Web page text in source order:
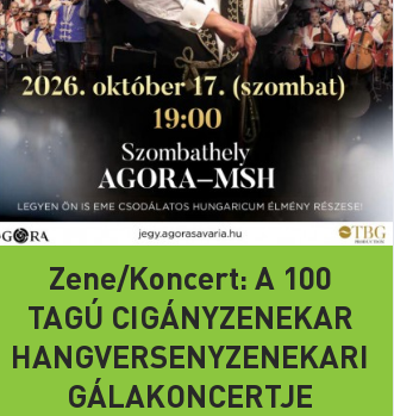
Zene/Koncert: A 100
TAGÚ CIGÁNYZENEKAR
HANGVERSENYZENEKARI
GÁLAKONCERTJE